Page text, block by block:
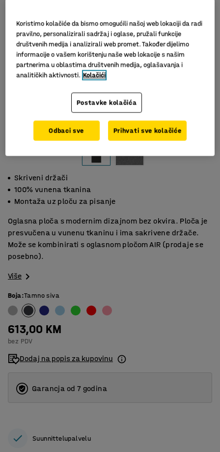
Skriveni držači
100% vunena tkanina
Montaža uz ploču za pisanje
Oglasna ploča s modernim dizajnom bez okvira. Ploča je
presvučena u vunenu tkaninu i ima sakrivene držače.
Može se kombinirati s oglasnom pločom AIR (prodaje se
posebno).
Više
Boja:Tamno siva
613,00 KM
bez PDV
Dodaj na popis za kupovinu
Garancja od 7 godina
Suunnittelupalvelu
Koristimo kolačiće da bismo omogućili našoj web lokaciji da radi
pravilno, personalizirali sadržaj i oglase, pružali funkcije
društvenih medija i analizirali web promet. Također dijelimo
informacije o vašem korištenju naše web lokacije s našim
partnerima u oblastima društvenih medija, oglašavanja i
analitičkih aktivnosti. Kolačići
Postavke kolačića
Odbaci sve Prihvati sve kolačiće